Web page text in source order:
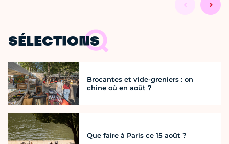
SÉLECTIONS
Brocantes et vide-greniers : on
chine où en août ?
Que faire à Paris ce 15 août ?